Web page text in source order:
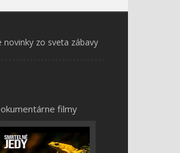
novinky zo sveta zábavy
filmy